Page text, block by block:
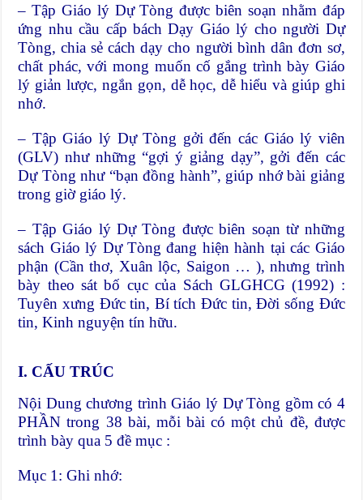
– Tập Giáo lý Dự Tòng được biên soạn nhằm đáp
ứng nhu cầu cấp bách Dạy Giáo lý cho người Dự
Tòng, chia sẻ cách dạy cho người bình dân đơn sơ,
chất phác, với mong muốn cố gắng trình bày Giáo
lý giản lược, ngắn gọn, dễ học, dễ hiểu và giúp ghi
nhớ.
– Tập Giáo lý Dự Tòng gởi đến các Giáo lý viên
(GLV) như những “gợi ý giảng dạy”, gởi đến các
Dự Tòng như “bạn đồng hành”, giúp nhớ bài giảng
trong giờ giáo lý.
– Tập Giáo lý Dự Tòng được biên soạn từ những
sách Giáo lý Dự Tòng đang hiện hành tại các Giáo
phận (Cần thơ, Xuân lộc, Saigon … ), nhưng trình
bày theo sát bố cục của Sách GLGHCG (1992) :
Tuyên xưng Đức tin, Bí tích Đức tin, Đời sống Đức
tin, Kinh nguyện tín hữu.
I. CẤU TRÚC
Nội Dung chương trình Giáo lý Dự Tòng gồm có 4
PHẦN trong 38 bài, mỗi bài có một chủ đề, được
trình bày qua 5 đề mục :
Mục 1: Ghi nhớ: